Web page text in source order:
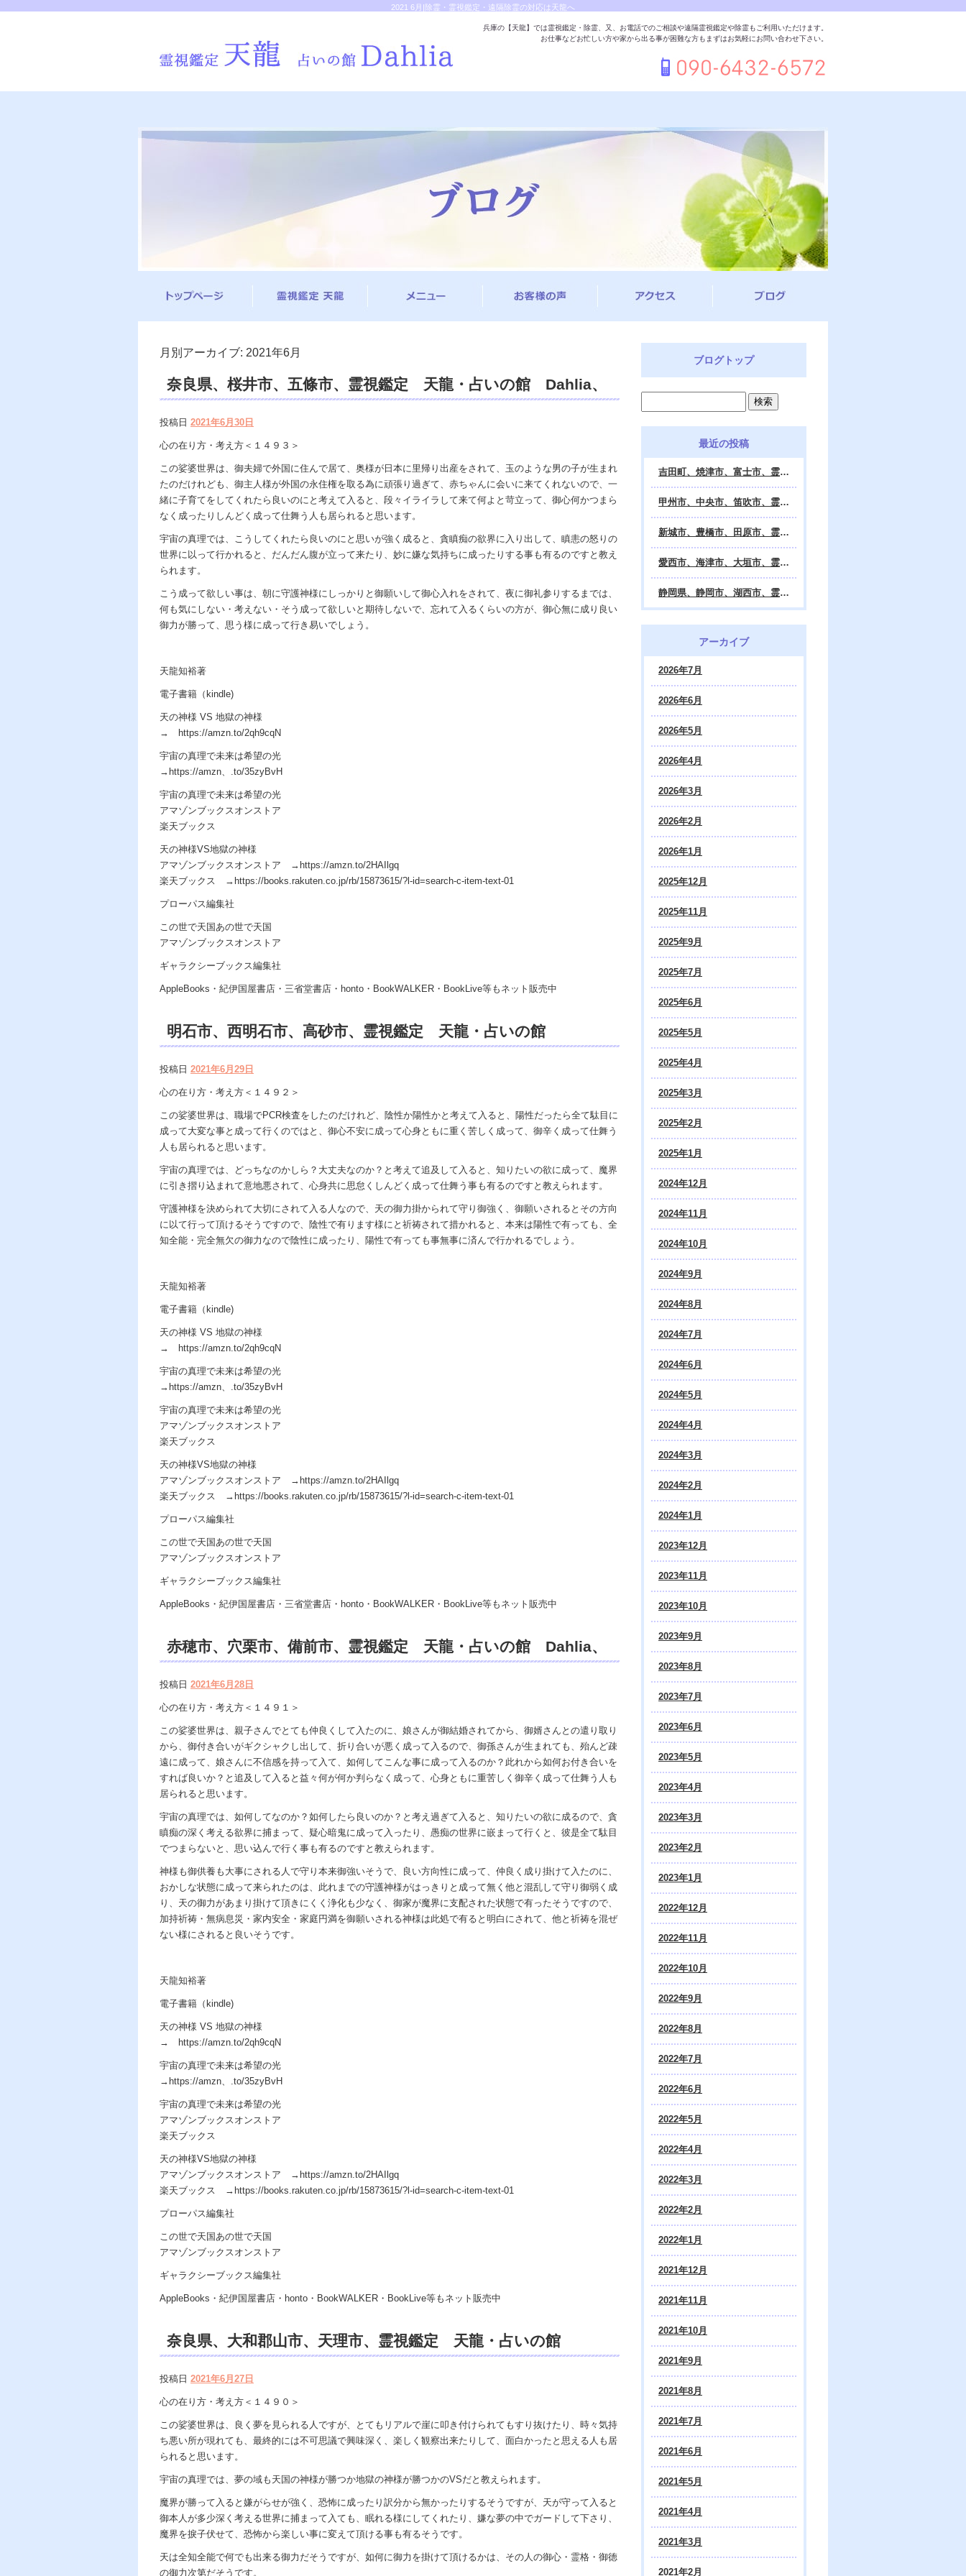
2021 6月|除霊・霊視鑑定・遠隔除霊の対応は天龍へ
兵庫の【天龍】では霊視鑑定・除霊、又、お電話でのご相談や遠隔霊視鑑定や除霊もご利用いただけます。
お仕事などお忙しい方や家から出る事が困難な方もまずはお気軽にお問い合わせ下さい。
月別アーカイブ: 2021年6月
奈良県、桜井市、五條市、霊視鑑定 天龍・占いの館 Dahlia、
著、天の神様ｖｓ地獄の神様、宇宙の真理で未来は希望の光、こ
の世で天国 あの世で天国。
投稿日 2021年6月30日
心の在り方・考え方＜１４９３＞
この娑婆世界は、御夫婦で外国に住んで居て、奥様が日本に里帰り出産をされて、玉のような男の子が生まれ
たのだけれども、御主人様が外国の永住権を取る為に頑張り過ぎて、赤ちゃんに会いに来てくれないので、一
緒に子育てをしてくれたら良いのにと考えて入ると、段々イライラして来て何よと苛立って、御心何かつまら
なく成ったりしんどく成って仕舞う人も居られると思います。
宇宙の真理では、こうしてくれたら良いのにと思いが強く成ると、貪瞋痴の欲界に入り出して、瞋恚の怒りの
世界に以って行かれると、だんだん腹が立って来たり、妙に嫌な気持ちに成ったりする事も有るのですと教え
られます。
こう成って欲しい事は、朝に守護神様にしっかりと御願いして御心入れをされて、夜に御礼参りするまでは、
何も気にしない・考えない・そう成って欲しいと期待しないで、忘れて入るくらいの方が、御心無に成り良い
御力が勝って、思う様に成って行き易いでしょう。
天龍知裕著
電子書籍（kindle)
天の神様 VS 地獄の神様
→ https://amzn.to/2qh9cqN
宇宙の真理で未来は希望の光
→https://amzn、.to/35zyBvH
宇宙の真理で未来は希望の光
アマゾンブックスオンストア
楽天ブックス
天の神様VS地獄の神様
アマゾンブックスオンストア →https://amzn.to/2HAIlgq
楽天ブックス →https://books.rakuten.co.jp/rb/15873615/?l-id=search-c-item-text-01
プローパス編集社
この世で天国あの世で天国
アマゾンブックスオンストア
ギャラクシーブックス編集社
AppleBooks・紀伊国屋書店・三省堂書店・honto・BookWALKER・BookLive等もネット販売中
明石市、西明石市、高砂市、霊視鑑定 天龍・占いの館
天龍知裕著、天の神様ｖｓ地獄の神様、宇宙の真理で未来は希望
の光、この世で天国 あの世で天国。
投稿日 2021年6月29日
心の在り方・考え方＜１４９２＞
この娑婆世界は、職場でPCR検査をしたのだけれど、陰性か陽性かと考えて入ると、陽性だったら全て駄目に
成って大変な事と成って行くのではと、御心不安に成って心身ともに重く苦しく成って、御辛く成って仕舞う
人も居られると思います。
宇宙の真理では、どっちなのかしら？大丈夫なのか？と考えて追及して入ると、知りたいの欲に成って、魔界
に引き摺り込まれて意地悪されて、心身共に思怠くしんどく成って仕舞う事も有るのですと教えられます。
守護神様を決められて大切にされて入る人なので、天の御力掛かられて守り御強く、御願いされるとその方向
に以て行って頂けるそうですので、陰性で有ります様にと祈祷されて措かれると、本来は陽性で有っても、全
知全能・完全無欠の御力なので陰性に成ったり、陽性で有っても事無事に済んで行かれるでしょう。
天龍知裕著
電子書籍（kindle)
天の神様 VS 地獄の神様
→ https://amzn.to/2qh9cqN
宇宙の真理で未来は希望の光
→https://amzn、.to/35zyBvH
宇宙の真理で未来は希望の光
アマゾンブックスオンストア
楽天ブックス
天の神様VS地獄の神様
アマゾンブックスオンストア →https://amzn.to/2HAIlgq
楽天ブックス →https://books.rakuten.co.jp/rb/15873615/?l-id=search-c-item-text-01
プローパス編集社
この世で天国あの世で天国
アマゾンブックスオンストア
ギャラクシーブックス編集社
AppleBooks・紀伊国屋書店・三省堂書店・honto・BookWALKER・BookLive等もネット販売中
赤穂市、穴栗市、備前市、霊視鑑定 天龍・占いの館 Dahlia、
著、天の神様ｖｓ地獄の神様、宇宙の真理で未来は希望の光、こ
の世で天国 あの世で天国。
投稿日 2021年6月28日
心の在り方・考え方＜１４９１＞
この娑婆世界は、親子さんでとても仲良くして入たのに、娘さんが御結婚されてから、御婿さんとの遣り取り
から、御付き合いがギクシャクし出して、折り合いが悪く成って入るので、御孫さんが生まれても、殆んど疎
遠に成って、娘さんに不信感を持って入て、如何してこんな事に成って入るのか？此れから如何お付き合いを
すれば良いか？と追及して入ると益々何が何か判らなく成って、心身ともに重苦しく御辛く成って仕舞う人も
居られると思います。
宇宙の真理では、如何してなのか？如何したら良いのか？と考え過ぎて入ると、知りたいの欲に成るので、貪
瞋痴の深く考える欲界に捕まって、疑心暗鬼に成って入ったり、愚痴の世界に嵌まって行くと、彼是全て駄目
でつまらないと、思い込んで行く事も有るのですと教えられます。
神様も御供養も大事にされる人で守り本来御強いそうで、良い方向性に成って、仲良く成り掛けて入たのに、
おかしな状態に成って来られたのは、此れまでの守護神様がはっきりと成って無く他と混乱して守り御弱く成
り、天の御力があまり掛けて頂きにくく浄化も少なく、御家が魔界に支配された状態で有ったそうですので、
加持祈祷・無病息災・家内安全・家庭円満を御願いされる神様は此処で有ると明白にされて、他と祈祷を混ぜ
ない様にされると良いそうです。
天龍知裕著
電子書籍（kindle)
天の神様 VS 地獄の神様
→ https://amzn.to/2qh9cqN
宇宙の真理で未来は希望の光
→https://amzn、.to/35zyBvH
宇宙の真理で未来は希望の光
アマゾンブックスオンストア
楽天ブックス
天の神様VS地獄の神様
アマゾンブックスオンストア →https://amzn.to/2HAIlgq
楽天ブックス →https://books.rakuten.co.jp/rb/15873615/?l-id=search-c-item-text-01
プローパス編集社
この世で天国あの世で天国
アマゾンブックスオンストア
ギャラクシーブックス編集社
AppleBooks・紀伊国屋書店・honto・BookWALKER・BookLive等もネット販売中
奈良県、大和郡山市、天理市、霊視鑑定 天龍・占いの館
天龍知裕著、天の神様ｖｓ地獄の神様、宇宙の真理で未来は希望
の光、この世で天国 あの世で天国。
投稿日 2021年6月27日
心の在り方・考え方＜１４９０＞
この娑婆世界は、良く夢を見られる人ですが、とてもリアルで崖に叩き付けられてもすり抜けたり、時々気持
ち悪い所が現れても、最終的には不可思議で興味深く、楽しく観察出来たりして、面白かったと思える人も居
られると思います。
宇宙の真理では、夢の域も天国の神様が勝つか地獄の神様が勝つかのVSだと教えられます。
魔界が勝って入ると嫌がらせが強く、恐怖に成ったり訳分から無かったりするそうですが、天が守って入ると
御本人が多少深く考える世界に捕まって入ても、眠れる様にしてくれたり、嫌な夢の中でガードして下さり、
魔界を捩子伏せて、恐怖から楽しい事に変えて頂ける事も有るそうです。
天は全知全能で何でも出来る御力だそうですが、如何に御力を掛けて頂けるかは、その人の御心・霊格・御徳
の御力次第だそうです。
ブログトップ
最近の投稿
吉田町、焼津市、富士市、霊視鑑定 天龍・占いの館 Dahlia、対面・電話・オンライン鑑定、除霊、霊視鑑定、遠隔 除霊 口コミ、浄霊、交霊、祈祷、御祓い、四柱推命、姓名判断・九星気学・易・タロット・手相・数秘術・動物占い・姓名学・命運鑑定、開運、不安・苦痛・恐怖、悩み相談、スピリチュアルカウンセラー、ヒーリング、霊気治療、霊能力者、霊媒師、天龍知裕著、幸せを求めて、天の神様 VS 地獄の神様、宇宙の真理で未来は希望の光、この世で天国 あの世で天国、天龍知裕ブログ。
甲州市、中央市、笛吹市、霊視鑑定 天龍・占いの館 Dahlia、対面・電話・オンライン鑑定、除霊、霊視鑑定、遠隔 除霊 口コミ、浄霊、交霊、祈祷、御祓い、四柱推命、姓名判断・九星気学・易・タロット・手相・数秘術・動物占い・姓名学・命運鑑定、開運、不安・苦痛・恐怖、悩み相談、スピリチュアルカウンセラー、ヒーリング、霊気治療、霊能力者、霊媒師、天龍知裕著、幸せを求めて、天の神様 VS 地獄の神様、宇宙の真理で未来は希望の光、この世で天国 あの世で天国、天龍知裕ブログ。
新城市、豊橋市、田原市、霊視鑑定 天龍・占いの館 Dahlia、対面・電話・オンライン鑑定、除霊、霊視鑑定、遠隔 除霊 口コミ、浄霊、交霊、祈祷、御祓い、四柱推命、姓名判断・九星気学・易・タロット・手相・数秘術・動物占い・姓名学・命運鑑定、開運、不安・苦痛・恐怖、悩み相談、スピリチュアルカウンセラー、ヒーリング、霊能力者、霊媒師、天龍知裕著、幸せを求めて、天の神様 VS 地獄の神様、宇宙の真理で未来は希望の光、この世で天国 あの世で天国、天龍知裕ブログ。
愛西市、海津市、大垣市、霊視鑑定 天龍・占いの館 Dahlia、対面・電話・オンライン鑑定、遠隔 除霊 口コミ、浄霊、交霊、祈祷、御祓い、四柱推命、姓名判断・九星気学・易・タロット・手相・数秘術・動物占い・姓名学・命運鑑定、開運、不安・苦痛・恐怖、悩み相談、スピリチュアルカウンセラー、ヒーリング、霊能力者、霊媒師、天龍知裕著、幸せを求めて、天の神様 VS 地獄の神様、宇宙の真理で未来は希望の光、この世で天国 あの世で天国、天龍知裕ブログ。
静岡県、静岡市、湖西市、霊視鑑定 天龍・占いの館 Dahlia、対面・電話・オンライン鑑定、除霊、霊視鑑定、遠隔 除霊 口コミ、浄霊、交霊、祈祷、御祓い、四柱推命、姓名判断・九星気学・易・タロット・手相・数秘術・動物占い・姓名学・命運鑑定、開運、不安・苦痛・恐怖、悩み相談、スピリチュアルカウンセラー、ヒーリング、霊気治療、霊能力者、霊媒師、天龍知裕著、幸せを求めて、天の神様 VS 地獄の神様、宇宙の真理で未来は希望の光、この世で天国 あの世で天国、天龍知裕ブログ。
アーカイブ
2026年7月
2026年6月
2026年5月
2026年4月
2026年3月
2026年2月
2026年1月
2025年12月
2025年11月
2025年9月
2025年7月
2025年6月
2025年5月
2025年4月
2025年3月
2025年2月
2025年1月
2024年12月
2024年11月
2024年10月
2024年9月
2024年8月
2024年7月
2024年6月
2024年5月
2024年4月
2024年3月
2024年2月
2024年1月
2023年12月
2023年11月
2023年10月
2023年9月
2023年8月
2023年7月
2023年6月
2023年5月
2023年4月
2023年3月
2023年2月
2023年1月
2022年12月
2022年11月
2022年10月
2022年9月
2022年8月
2022年7月
2022年6月
2022年5月
2022年4月
2022年3月
2022年2月
2022年1月
2021年12月
2021年11月
2021年10月
2021年9月
2021年8月
2021年7月
2021年6月
2021年5月
2021年4月
2021年3月
2021年2月